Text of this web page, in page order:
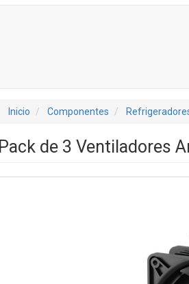
Inicio Componentes
Pack de 3 Ventiladores